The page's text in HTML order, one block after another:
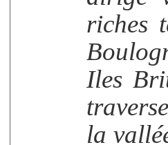
riches
Iles
la